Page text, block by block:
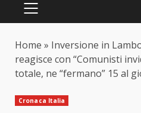
PRIMARY
Home » Inversione in
reagisce con “Comunisti
totale, ne “fermano” 15 al
Cronaca Italia